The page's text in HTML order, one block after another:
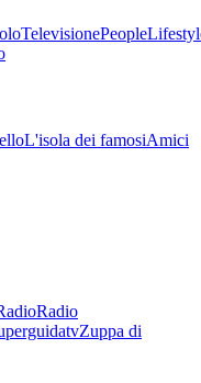
TelevisionePeople
L'isola dei famosiAmici
Radio
Zuppa di